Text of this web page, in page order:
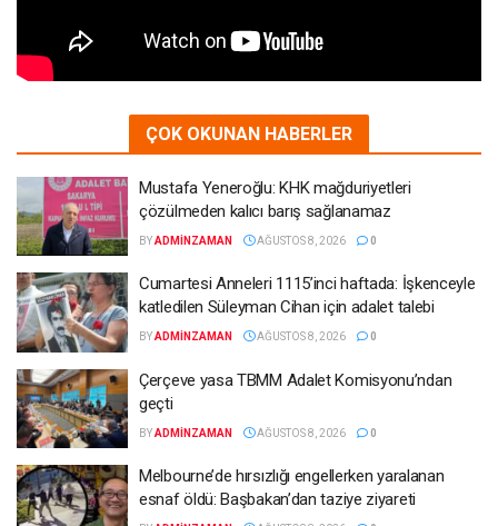
ÇOK OKUNAN HABERLER
Mustafa Yeneroğlu: KHK mağduriyetleri
çözülmeden kalıcı barış sağlanamaz
BYADMINZAMAN AĞUSTOS 8, 2026 0
Cumartesi Anneleri 1115’inci haftada: İşkenceyle
katledilen Süleyman Cihan için adalet talebi
BYADMINZAMAN AĞUSTOS 8, 2026 0
Çerçeve yasa TBMM Adalet Komisyonu’ndan
geçti
BYADMINZAMAN AĞUSTOS 8, 2026 0
Melbourne’de hırsızlığı engellerken yaralanan
esnaf öldü: Başbakan’dan taziye ziyareti